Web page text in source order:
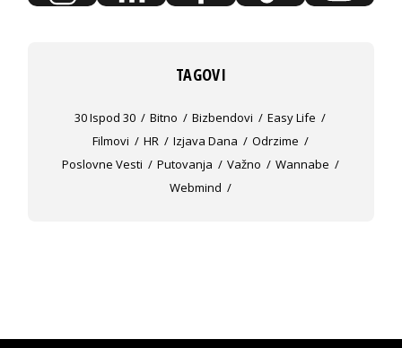
TAGOVI
30 Ispod 30 Bitno Bizbendovi
Easy Life
Filmovi
HR Izjava Dana
Odrzime
Poslovne Vesti
Putovanja Važno
Wannabe
Webmind